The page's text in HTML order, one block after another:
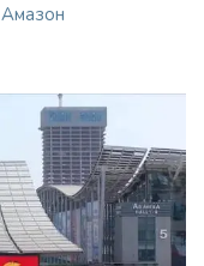
Амазон